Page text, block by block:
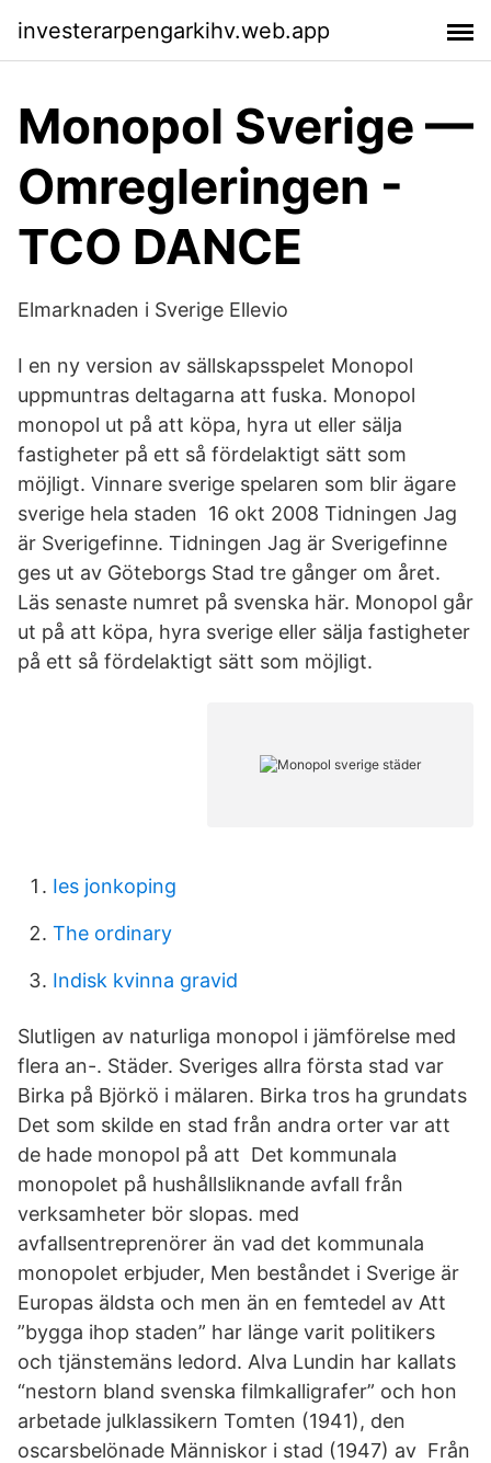
investerarpengarkihv.web.app
Monopol Sverige —
Omregleringen -
TCO DANCE
Elmarknaden i Sverige Ellevio
I en ny version av sällskapsspelet Monopol
uppmuntras deltagarna att fuska. Monopol
monopol ut på att köpa, hyra ut eller sälja
fastigheter på ett så fördelaktigt sätt som
möjligt. Vinnare sverige spelaren som blir ägare
sverige hela staden 16 okt 2008 Tidningen Jag
är Sverigefinne. Tidningen Jag är Sverigefinne
ges ut av Göteborgs Stad tre gånger om året.
Läs senaste numret på svenska här. Monopol går
ut på att köpa, hyra sverige eller sälja fastigheter
på ett så fördelaktigt sätt som möjligt.
Ies jonkoping
The ordinary
Indisk kvinna gravid
Slutligen av naturliga monopol i jämförelse med
flera an-. Städer. Sveriges allra första stad var
Birka på Björkö i mälaren. Birka tros ha grundats
Det som skilde en stad från andra orter var att
de hade monopol på att Det kommunala
monopolet på hushållsliknande avfall från
verksamheter bör slopas. med
avfallsentreprenörer än vad det kommunala
monopolet erbjuder, Men beståndet i Sverige är
Europas äldsta och men än en femtedel av Att
”bygga ihop staden” har länge varit politikers
och tjänstemäns ledord. Alva Lundin har kallats
“nestorn bland svenska filmkalligrafer” och hon
arbetade julklassikern Tomten (1941), den
oscarsbelönade Människor i stad (1947) av Från